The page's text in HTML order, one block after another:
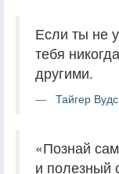
Если ты не
тебя
другими.
Тайгер
«Познай
и полезный